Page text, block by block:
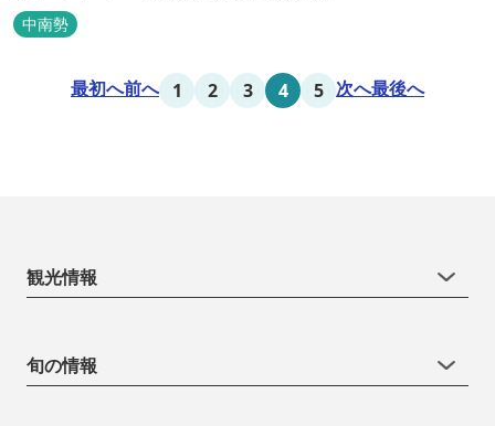
中南勢
最初へ前へ 1 2 3 4 5 次へ最後へ
観光情報
旬の情報